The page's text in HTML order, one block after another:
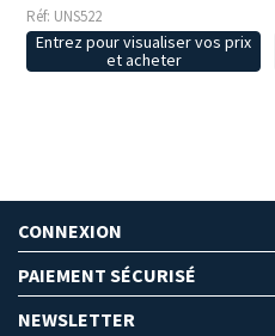
Réf: UNS522
Entrez pour visualiser vos prix
et acheter
CONNEXION
PAIEMENT SÉCURISÉ
NEWSLETTER